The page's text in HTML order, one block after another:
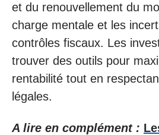
et du renouvellement du
charge mentale et les
contrôles fiscaux. Les
trouver des outils pour
rentabilité tout en
légales.
A lire en complément :